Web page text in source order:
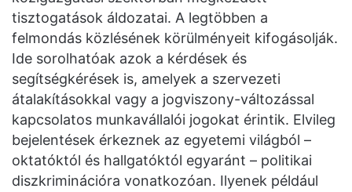
tisztogatások áldozatai. A legtöbben a
felmondás közlésének körülményeit kifogásolják.
Ide sorolhatóak azok a kérdések és
segítségkérések is, amelyek a szervezeti
átalakításokkal vagy a jogviszony-változással
kapcsolatos munkavállalói jogokat érintik. Elvileg
bejelentések érkeznek az egyetemi világból –
oktatóktól és hallgatóktól egyaránt – politikai
diszkriminációra vonatkozóan. Ilyenek például